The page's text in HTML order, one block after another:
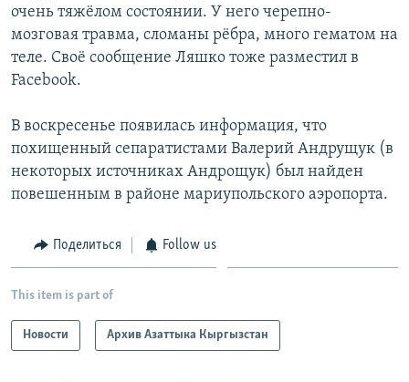
очень тяжёлом состоянии. У него черепно-
мозговая травма, сломаны рёбра, много гематом на
теле. Своё сообщение Ляшко тоже разместил в
Facebook.
В воскресенье появилась информация, что
похищенный сепаратистами Валерий Андрущук (в
некоторых источниках Андрощук) был найден
повешенным в районе мариупольского аэропорта.
Поделиться Follow us
This item is part of
Новости Архив Азаттыка Кыргызстан